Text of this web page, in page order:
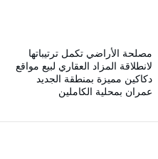
مصلحة الأراضي تكمل ترتيباتها
لانطلاقة المزاد العقاري لبيع مواقع
دكاكين مميزة بمنطقة الجديد
عمران بمحلية الكاملين